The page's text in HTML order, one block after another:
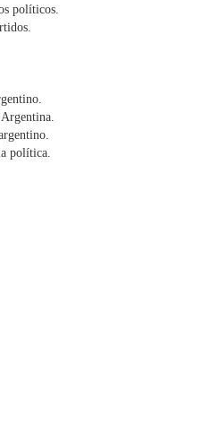
políticos.
política.